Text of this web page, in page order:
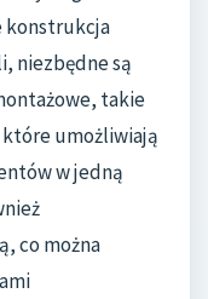
konstrukcja
niezbędne są
takie
umożliwiają
w jedną
co można